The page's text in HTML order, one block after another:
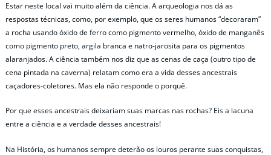
Estar neste local vai muito além da ciência. A arqueologia nos dá as
respostas técnicas, como, por exemplo, que os seres humanos “decoraram”
a rocha usando óxido de ferro como pigmento vermelho, óxido de manganês
como pigmento preto, argila branca e natro-jarosita para os pigmentos
alaranjados. A ciência também nos diz que as cenas de caça (outro tipo de
cena pintada na caverna) relatam como era a vida desses ancestrais
caçadores-coletores. Mas ela não responde o porquê.
Por que esses ancestrais deixariam suas marcas nas rochas? Eis a lacuna
entre a ciência e a verdade desses ancestrais!
Na História, os humanos sempre deterão os louros perante suas conquistas,